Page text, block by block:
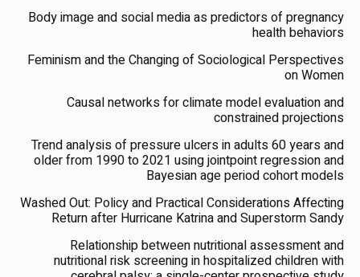
Body image and social media as predictors of pregnancy
health behaviors
Feminism and the Changing of Sociological Perspectives
on Women
Causal networks for climate model evaluation and
constrained projections
Trend analysis of pressure ulcers in adults 60 years and
older from 1990 to 2021 using jointpoint regression and
Bayesian age period cohort models
Washed Out: Policy and Practical Considerations Affecting
Return after Hurricane Katrina and Superstorm Sandy
Relationship between nutritional assessment and
nutritional risk screening in hospitalized children with